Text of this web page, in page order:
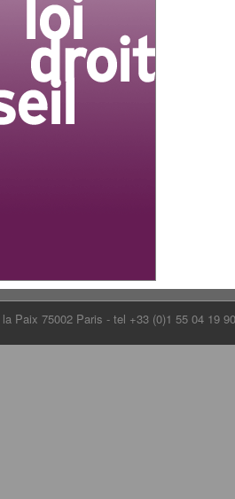
Paix 75002 Paris - tel +33 (0)1 55 04 19